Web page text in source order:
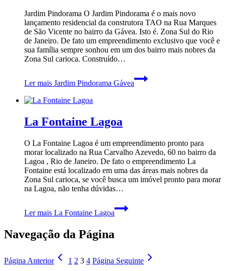
Jardim Pindorama O Jardim Pindorama é o mais novo
lançamento residencial da construtora TAO na Rua Marques
de São Vicente no bairro da Gávea. Isto é. Zona Sul do Rio
de Janeiro. De fato um empreendimento exclusivo que você e
sua família sempre sonhou em um dos bairro mais nobres da
Zona Sul carioca. Construído…
Ler mais Jardim Pindorama Gávea
La Fontaine Lagoa
O La Fontaine Lagoa é um empreendimento pronto para
morar localizado na Rua Carvalho Azevedo, 60 no bairro da
Lagoa , Rio de Janeiro. De fato o empreendimento La
Fontaine está localizado em uma das áreas mais nobres da
Zona Sul carioca, se você busca um imóvel pronto para morar
na Lagoa, não tenha dúvidas…
Ler mais La Fontaine Lagoa
Navegação da Página
Página Anterior 1 2 3 4 Página Seguinte